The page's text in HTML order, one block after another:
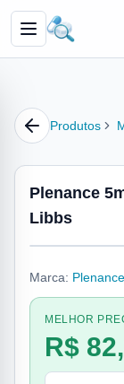
Produtos
Plenance
Libbs
Marca: Plenance
MELHOR
R$